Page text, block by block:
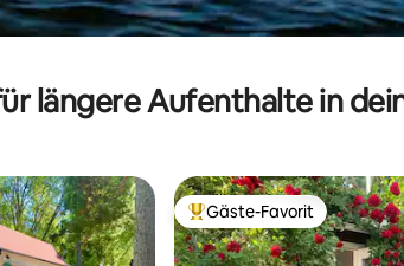
längere Aufenthalte in
Beliebter Gäste-Favorit.
Gäste-Favorit